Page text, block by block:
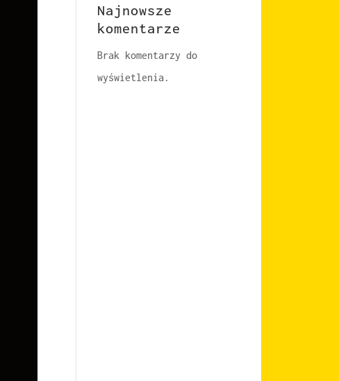
Najnowsze
komentarze
Brak komentarzy do
wyświetlenia.